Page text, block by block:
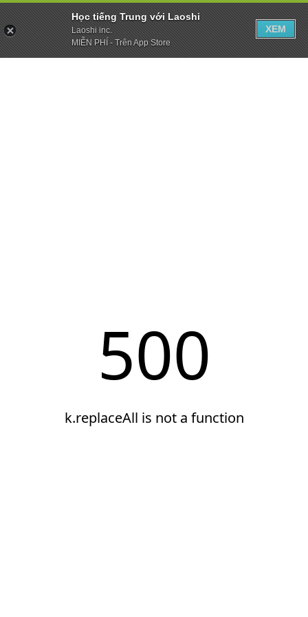
Học tiếng Trung với Laoshi
Laoshi inc.
MIỄN PHÍ - Trên App Store
XEM
500
k.replaceAll is not a function